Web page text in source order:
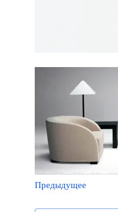
Предыдущее